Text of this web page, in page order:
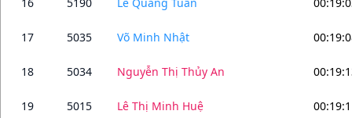
17 5035 Võ Minh Nhật
18 5034 Nguyễn Thị Thủy An
19 5015 Lê Thị Minh Huệ